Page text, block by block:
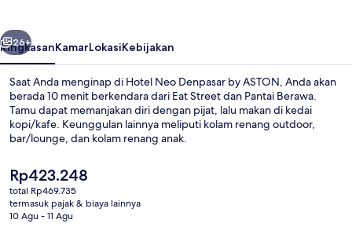
Berikutnya
26+
RingkasanKamarLokasiKebijakan
Saat Anda menginap di Hotel Neo Denpasar by ASTON, Anda akan
berada 10 menit berkendara dari Eat Street dan Pantai Berawa.
Tamu dapat memanjakan diri dengan pijat, lalu makan di kedai
kopi/kafe. Keunggulan lainnya meliputi kolam renang outdoor,
bar/lounge, dan kolam renang anak.
Harga
saat
ini
Rp423.248
Rp423.248
total Rp469.735
termasuk pajak & biaya lainnya
10 Agu - 11 Agu